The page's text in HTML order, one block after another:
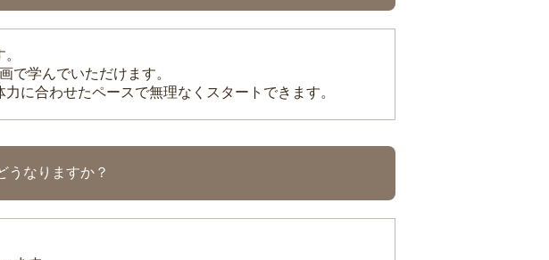
で学んでいただけます。
に合わせたペースで無理なくスタートできます。
うなりますか？